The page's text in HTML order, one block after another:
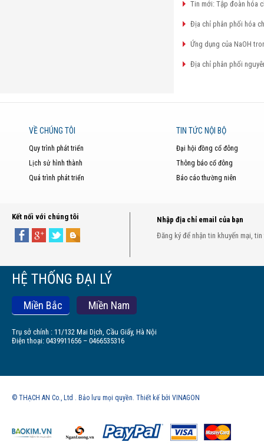
Tin mới: Tập đoàn hóa
Địa chỉ phân phối hóa
Ứng dụng của NaOH
Địa chỉ phân phối
VỀ CHÚNG TÔI
Quy trình phát triển
Lịch sử hình thành
Quá trình phát triển
TIN TỨC NỘI BỘ
Đại hội đồng cổ đông
Thông báo cổ đông
Báo cáo thường niên
Kết nối với chúng tôi
Nhập địa chỉ email của bạn
Đăng ký để nhận tin khuyến mại,
HỆ THỐNG ĐẠI LÝ
Miền Bắc Miền Nam
Trụ sở chính : 11/132 Mai Dịch, Cầu Giấy, Hà Nội
Điện thoại: 0439911656 – 0466535316
© THẠCH AN Co., Ltd . Bảo lưu mọi quyền. Thiết kế bởi VINAGON